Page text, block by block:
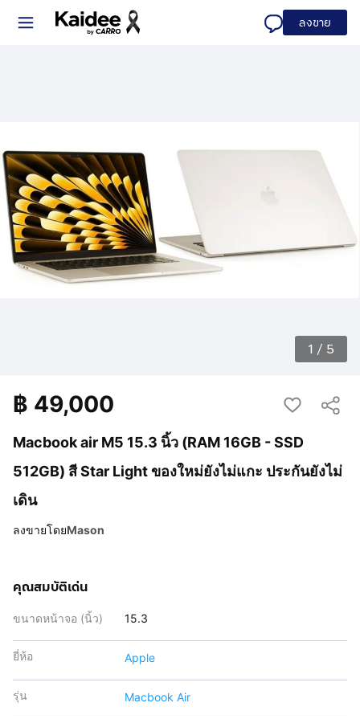
ลงขาย
1 / 5
Macbook air M5 15.3 นิ้ว (RAM 16GB - SSD
512GB) สี Star Light ของใหม่ยังไม่แกะ ประกันยังไม่
เดิน
฿ 49,000
ลงขายโดยMason
คุณสมบัติเด่น
ขนาดหน้าจอ (นิ้ว) 15.3
ยี่ห้อ Apple
รุ่น Macbook Air